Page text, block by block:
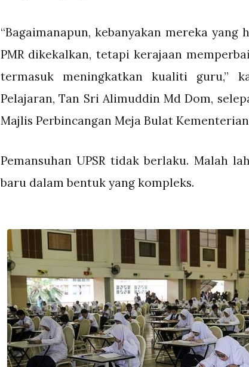
“Bagaimanapun, kebanyakan mereka yang
PMR dikekalkan, tetapi kerajaan
termasuk meningkatkan kualiti guru,”
Pelajaran, Tan Sri Alimuddin Md Dom,
Majlis Perbincangan Meja Bulat
Pemansuhan UPSR tidak berlaku. Malah
baru dalam bentuk yang kompleks.